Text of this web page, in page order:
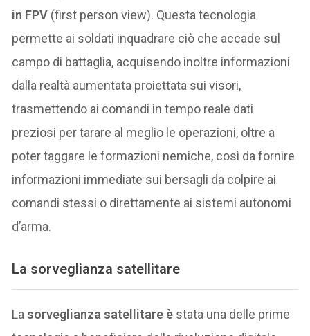
in FPV (first person view). Questa tecnologia
permette ai soldati inquadrare ciò che accade sul
campo di battaglia, acquisendo inoltre informazioni
dalla realtà aumentata proiettata sui visori,
trasmettendo ai comandi in tempo reale dati
preziosi per tarare al meglio le operazioni, oltre a
poter taggare le formazioni nemiche, così da fornire
informazioni immediate sui bersagli da colpire ai
comandi stessi o direttamente ai sistemi autonomi
d’arma.
La sorveglianza satellitare
Lasorveglianza satellitare è stata una delle prime